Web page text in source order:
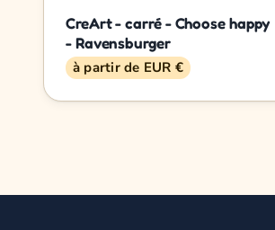
CreArt - carré - Choose happy
- Ravensburger
à partir de EUR €